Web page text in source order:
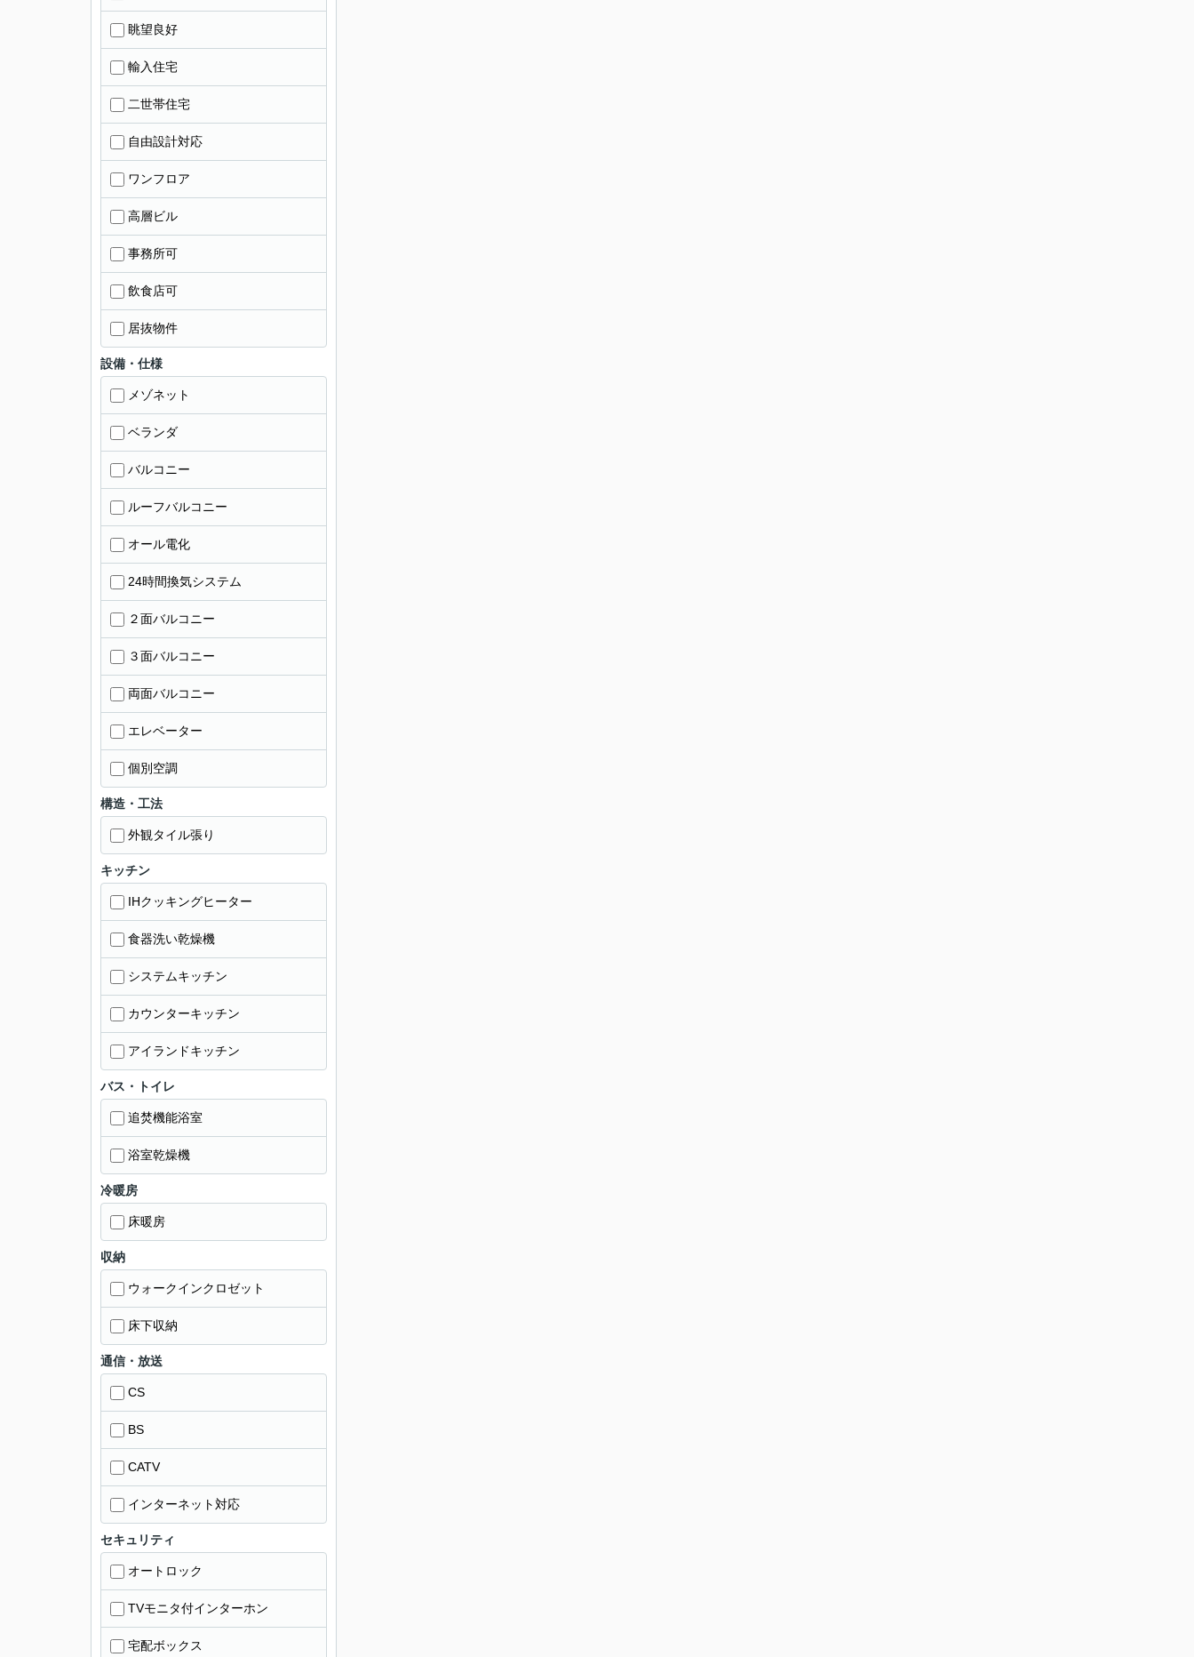
眺望良好
輸入住宅
二世帯住宅
自由設計対応
ワンフロア
高層ビル
事務所可
飲食店可
居抜物件
設備・仕様
メゾネット
ベランダ
バルコニー
ルーフバルコニー
オール電化
24時間換気システム
２面バルコニー
３面バルコニー
両面バルコニー
エレベーター
個別空調
構造・工法
外観タイル張り
キッチン
IHクッキングヒーター
食器洗い乾燥機
システムキッチン
カウンターキッチン
アイランドキッチン
バス・トイレ
追焚機能浴室
浴室乾燥機
冷暖房
床暖房
収納
ウォークインクロゼット
床下収納
通信・放送
CS
BS
CATV
インターネット対応
セキュリティ
オートロック
TVモニタ付インターホン
宅配ボックス